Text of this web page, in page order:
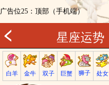
广告位25：顶部（手机端）
星座运势
白羊 金牛 双子 巨蟹 狮子 处女